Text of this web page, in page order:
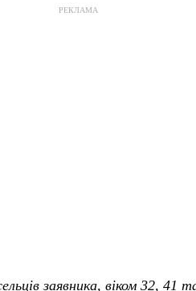
РЕКЛАМА
заявника, віком 32, 41